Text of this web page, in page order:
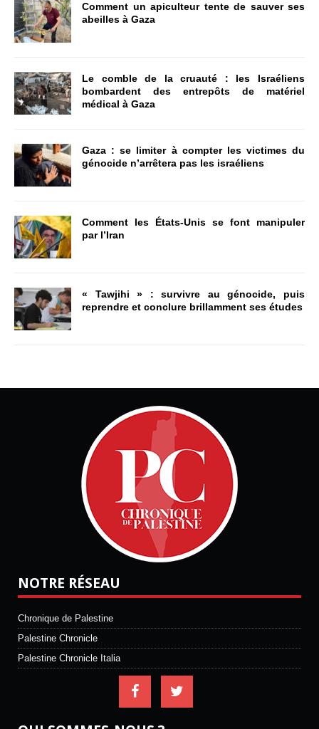
Comment un apiculteur tente de sauver ses
abeilles à Gaza
Le comble de la cruauté : les Israéliens
bombardent des entrepôts de matériel
médical à Gaza
Gaza : se limiter à compter les victimes du
génocide n’arrêtera pas les israéliens
Comment les États-Unis se font manipuler
par l’Iran
« Tawjihi » : survivre au génocide, puis
reprendre et conclure brillamment ses études
NOTRE RÉSEAU
Chronique de Palestine
Palestine Chronicle
Palestine Chronicle Italia